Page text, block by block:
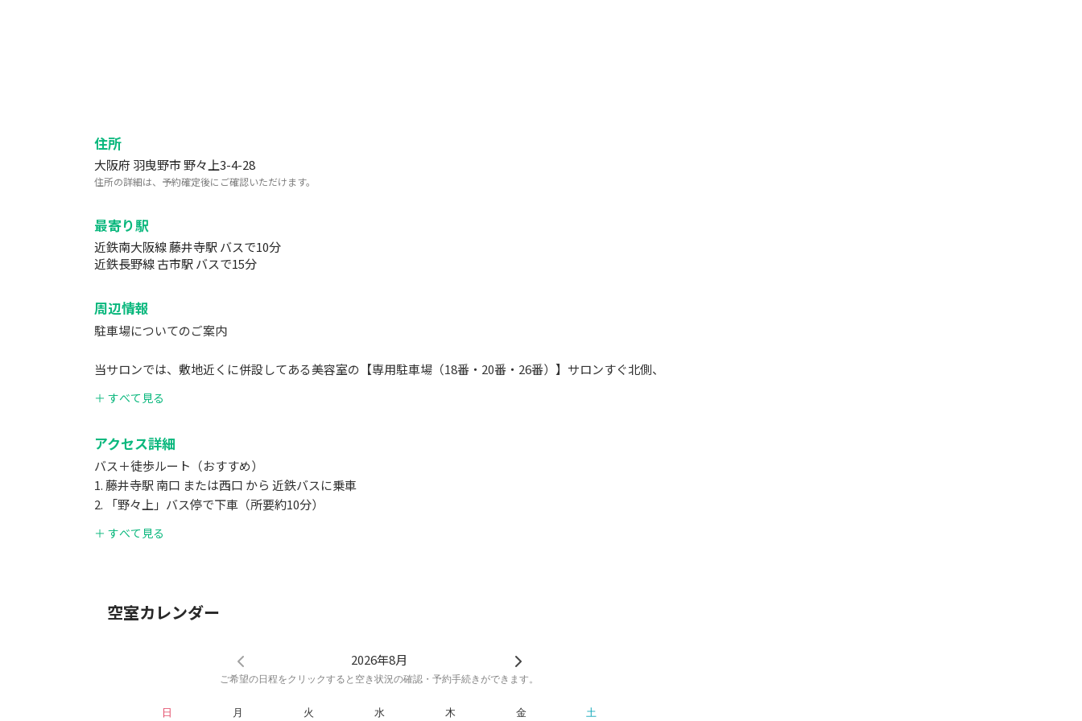
住所
大阪府 羽曳野市 野々上3-4-28
住所の詳細は、予約確定後にご確認いただけます。
最寄り駅
近鉄南大阪線 藤井寺駅 バスで10分
近鉄長野線 古市駅 バスで15分
周辺情報
駐車場についてのご案内
当サロンでは、敷地近くに併設してある美容室の【専用駐車場（18番・20番・26番）】サロンすぐ北側、
美容室が**定休日（月曜、第2・第3火曜）**の場合は、全3台すべてご利用いただけますが、
いませ。
また、サロン周辺にはコインパーキングが少ないため、
お車でお越しの際は、事前のご予約・駐車場の空き状況のご確認をおすすめしております。
＋ すべて見る
アクセス詳細
バス＋徒歩ルート（おすすめ）
1. 藤井寺駅 南口 または西口 から 近鉄バスに乗車
2. 「野々上」バス停で下車（所要約10分）
＋ すべて見る
空室カレンダー
2026年8月
ご希望の日程をクリックすると空き状況の確認・予約手続きができます。
日 月 火 水 木 金 土